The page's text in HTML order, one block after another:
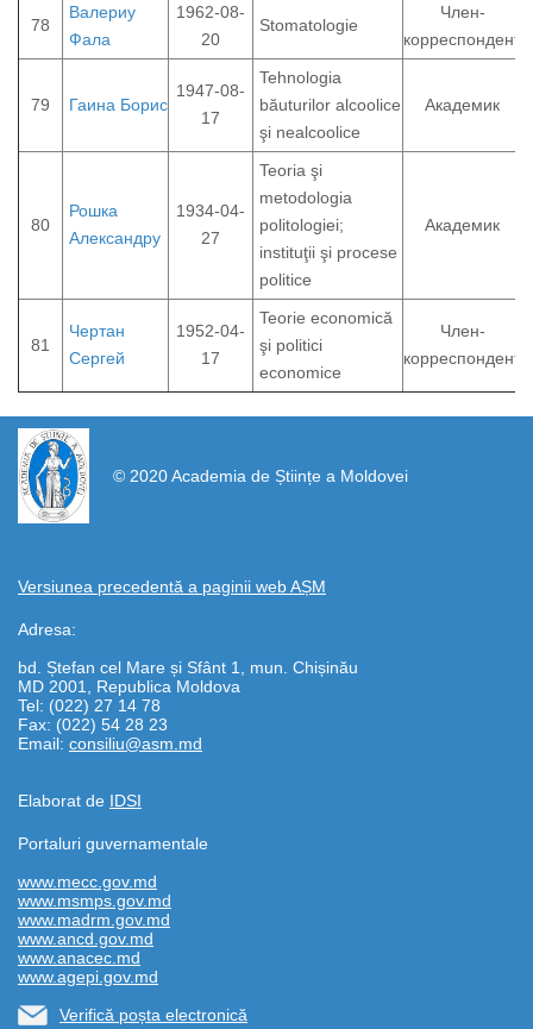
78
Валериу
Фала
1962-08-
20
Stomatologie
Член-
корреспондент
79 Гаина Борис
1947-08-
17
Tehnologia
băuturilor alcoolice
şi nealcoolice
Академик
80
Рошка
Александру
1934-04-
27
Teoria şi
metodologia
politologiei;
instituţii şi procese
politice
Академик
81
Чертан
Сергей
1952-04-
17
Teorie economică
şi politici
economice
Член-
корреспондент
© 2020 Academia de Științe a Moldovei
Versiunea precedentă a paginii web AȘM
Adresa:
bd. Ștefan cel Mare și Sfânt 1, mun. Chișinău
MD 2001, Republica Moldova
Tel: (022) 27 14 78
Fax: (022) 54 28 23
Email: consiliu@asm.md
Elaborat de IDSI
https://propletenie.ru/
Portaluri guvernamentale
www.mecc.gov.md
www.msmps.gov.md
www.madrm.gov.md
www.ancd.gov.md
www.anacec.md
www.agepi.gov.md
Verifică poșta electronică